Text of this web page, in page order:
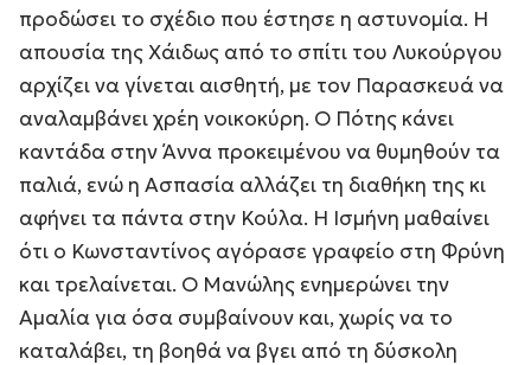
προδώσει το σχέδιο που έστησε η αστυνομία. Η
απουσία της Χάιδως από το σπίτι του Λυκούργου
αρχίζει να γίνεται αισθητή, με τον Παρασκευά να
αναλαμβάνει χρέη νοικοκύρη. Ο Πότης κάνει
καντάδα στην Άννα προκειμένου να θυμηθούν τα
παλιά, ενώ η Ασπασία αλλάζει τη διαθήκη της κι
αφήνει τα πάντα στην Κούλα. Η Ισμήνη μαθαίνει
ότι ο Κωνσταντίνος αγόρασε γραφείο στη Φρύνη
και τρελαίνεται. Ο Μανώλης ενημερώνει την
Αμαλία για όσα συμβαίνουν και, χωρίς να το
καταλάβει, τη βοηθά να βγει από τη δύσκολη